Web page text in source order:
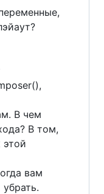
В чем
В том,
этой
вам